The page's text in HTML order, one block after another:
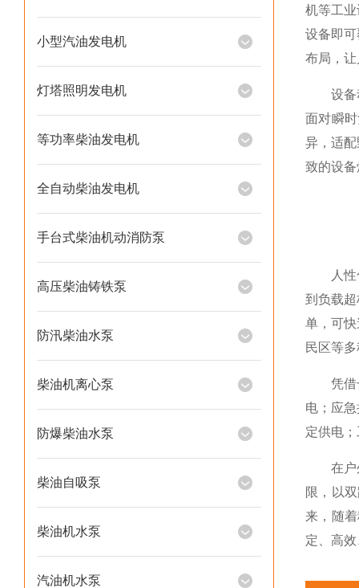
小型汽油发电机
灯塔照明发电机
等功率柴油发电机
全自动柴油发电机
手台式柴油机动消防泵
高压柴油铸铁泵
防汛柴油水泵
柴油机离心泵
防爆柴油水泵
柴油自吸泵
柴油机水泵
汽油机水泵
机等工
设备即
布局，
设备动
面对瞬
异，适
致的设
人性化
到负载
单，可
民区等
凭借一
电；应
定供电
在户外
限，以
来，随
定、高